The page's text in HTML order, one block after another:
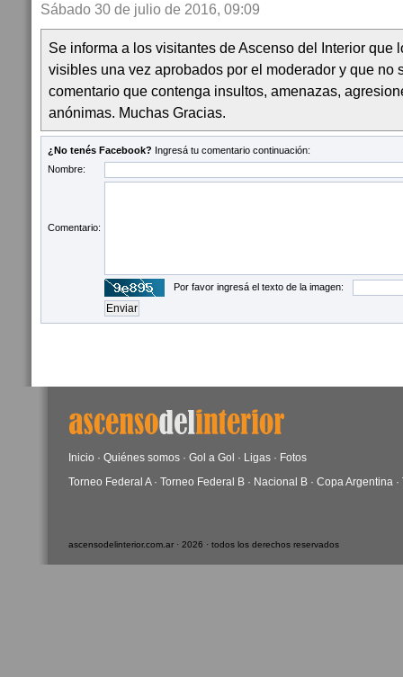
Sábado 30 de julio de 2016, 09:09
Se informa a los visitantes de Ascenso del Interior que
visibles una vez aprobados por el moderador y que no
comentario que contenga insultos, amenazas,
anónimas. Muchas Gracias.
¿No tenés Facebook? Ingresá tu comentario continuación:
Nombre:
Comentario:
Por favor ingresá el texto de la imagen:
Inicio · Quiénes somos · Gol a Gol · Ligas · Fotos
Torneo Federal A· Torneo Federal B · Nacional B · Copa Argentina ·
ascensodelinterior.com.ar · 2026 · todos los derechos reservados